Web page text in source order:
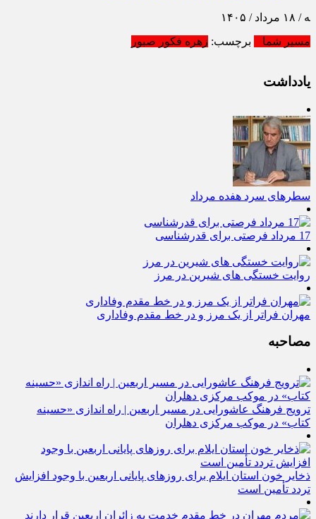
مسیر شما برچسب: زهره فکور صبور
یادداشت
سطرهای سرد هفده مرداد
17 مرداد فرصتی برای قدرشناسی
روایت خستگی‌ های شیرین در مرز
مهران فراتر از یک مرز و در خط مقدم وفاداری
مصاحبه
ترویج فرهنگ عاشورایی در مسیر اربعین | راه‌ اندازی «حسینه
کتاب» در موکب مرکزی دهلران
ذخایر خون استان ایلام برای روزهای پایانی اربعین با وجود افزایش
تردد تأمین است